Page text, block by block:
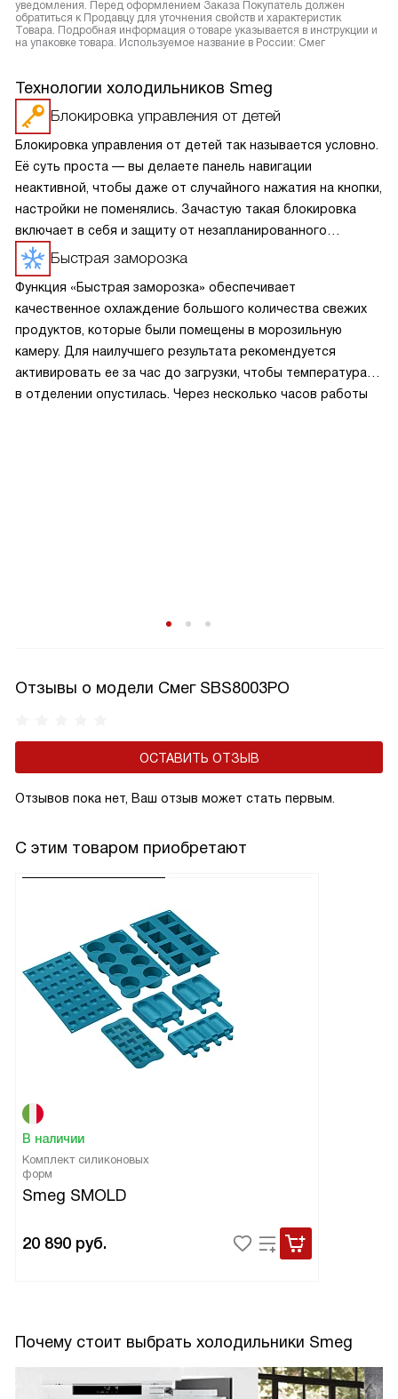
уведомления. Перед оформлением Заказа Покупатель должен
обратиться к Продавцу для уточнения свойств и характеристик
Товара. Подробная информация о товаре указывается в инструкции и
на упаковке товара. Используемое название в России: Смег
Технологии холодильников Smeg
Блокировка управления от детей
Блокировка управления от детей так называется условно.
Её суть проста — вы делаете панель навигации
неактивной, чтобы даже от случайного нажатия на кнопки,
настройки не поменялись. Зачастую такая блокировка
включает в себя и защиту от незапланированного
включения, что важно в доме с маленькими детьми.
Быстрая заморозка
Функция «Быстрая заморозка» обеспечивает
качественное охлаждение большого количества свежих
продуктов, которые были помещены в морозильную
камеру. Для наилучшего результата рекомендуется
активировать ее за час до загрузки, чтобы температура
в отделении опустилась. Через несколько часов работы
Отзывы о модели Смег SBS8003PO
ОСТАВИТЬ ОТЗЫВ
Отзывов пока нет, Ваш отзыв может стать первым.
С этим товаром приобретают
В наличии
Комплект силиконовых
форм
Smeg SMOLD
20 890 руб.
Почему стоит выбрать холодильники Smeg